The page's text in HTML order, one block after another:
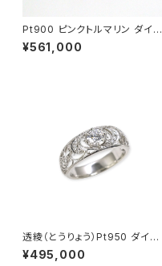
Pt900 ピンクトルマリン ダイヤ
モンド リング
¥561,000
透綾（とうりょう）Pt950 ダイヤ
モンド 透かしリング枠
¥495,000